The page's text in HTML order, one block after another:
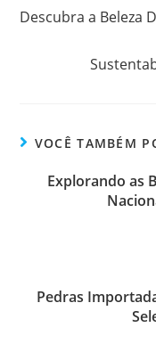
Descubra a Beleza
VOCÊ TAMBÉM
Explorando as
Pedras